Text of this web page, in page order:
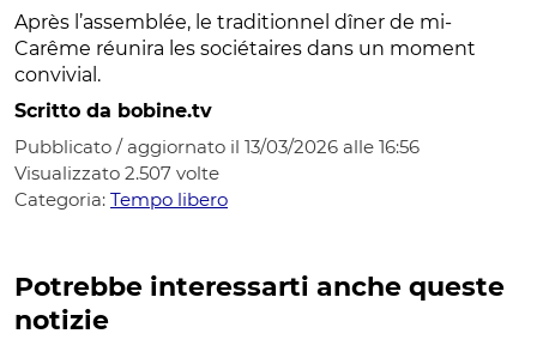
Après l’assemblée, le traditionnel dîner de mi-
Carême réunira les sociétaires dans un moment
convivial.
Scritto da bobine.tv
Pubblicato / aggiornato il 13/03/2026 alle 16:56
Visualizzato 2.507 volte
Categoria: Tempo libero
Potrebbe interessarti anche queste
notizie